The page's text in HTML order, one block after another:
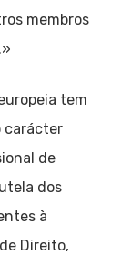
membros
tem
carácter
de
dos
à
Direito,